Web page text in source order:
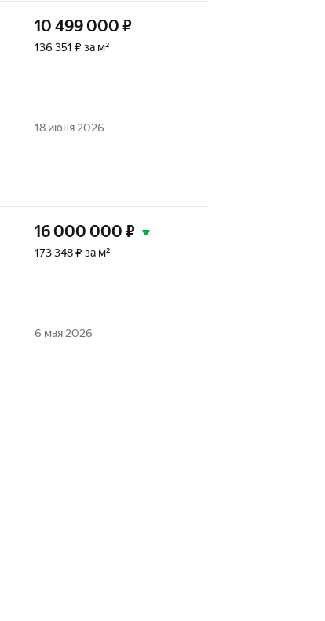
10 499 000 ₽
136 351 ₽ за м²
18 июня 2026
16 000 000 ₽
173 348 ₽ за м²
6 мая 2026